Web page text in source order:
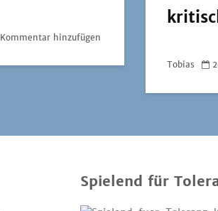
Kommentar hinzufügen
Tobias
Spielend für